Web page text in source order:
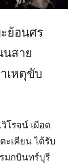
ย้อนศร
นสาย
เหตุขับ
โรจน์ เผือด
ะเคียน ได้รับ
มกบินทร์บุรี